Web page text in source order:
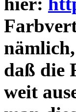
nämlich,
daß die
weit